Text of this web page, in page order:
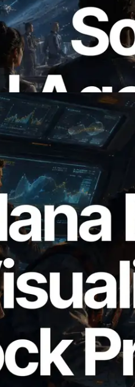
RPC
Agent
Secara
Solana
Slot dan